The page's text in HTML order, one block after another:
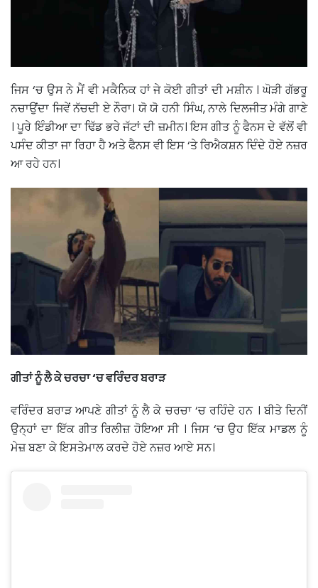
ਜਿਸ ‘ਚ ਉਸ ਨੇ ਮੈਂ ਵੀ ਮਕੈਨਿਕ ਹਾਂ ਜੇ ਕੋਈ ਗੀਤਾਂ ਦੀ ਮਸ਼ੀਨ । ਘੋੜੀ ਗੱਭਰੂ
ਨਚਾਉਂਦਾ ਜਿਵੇਂ ਨੱਚਦੀ ਏ ਨੌਰਾ। ਯੋ ਯੋ ਹਨੀ ਸਿੰਘ, ਨਾਲੇ ਦਿਲਜੀਤ ਮੰਗੇ ਗਾਣੇ
। ਪੂਰੇ ਇੰਡੀਆ ਦਾ ਢਿੱਡ ਭਰੇ ਜੱਟਾਂ ਦੀ ਜ਼ਮੀਨ। ਇਸ ਗੀਤ ਨੂੰ ਫੈਨਸ ਦੇ ਵੱਲੋਂ ਵੀ
ਪਸੰਦ ਕੀਤਾ ਜਾ ਰਿਹਾ ਹੈ ਅਤੇ ਫੈਨਸ ਵੀ ਇਸ ‘ਤੇ ਰਿਐਕਸ਼ਨ ਦਿੰਦੇ ਹੋਏ ਨਜ਼ਰ
ਆ ਰਹੇ ਹਨ।
ਗੀਤਾਂ ਨੂੰ ਲੈ ਕੇ ਚਰਚਾ ‘ਚ ਵਰਿੰਦਰ ਬਰਾੜ
ਵਰਿੰਦਰ ਬਰਾੜ ਆਪਣੇ ਗੀਤਾਂ ਨੂੰ ਲੈ ਕੇ ਚਰਚਾ ‘ਚ ਰਹਿੰਦੇ ਹਨ । ਬੀਤੇ ਦਿਨੀਂ
ਉਨ੍ਹਾਂ ਦਾ ਇੱਕ ਗੀਤ ਰਿਲੀਜ਼ ਹੋਇਆ ਸੀ । ਜਿਸ ‘ਚ ਉਹ ਇੱਕ ਮਾਡਲ ਨੂੰ
ਮੇਜ਼ ਬਣਾ ਕੇ ਇਸਤੇਮਾਲ ਕਰਦੇ ਹੋਏ ਨਜ਼ਰ ਆਏ ਸਨ।